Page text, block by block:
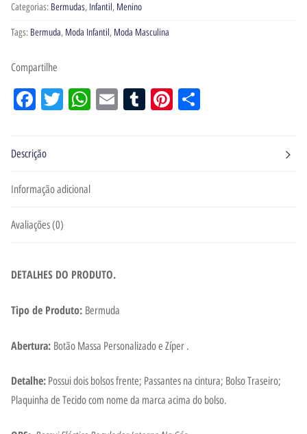
Categorias: Bermudas, Infantil, Menino
Tags: Bermuda, Moda Infantil, Moda Masculina
Compartilhe
Facebook
TwitterWhatsApp
EmailTumblrPinterest
Descrição
Informação adicional
Avaliações (0)
DETALHES DO PRODUTO.
Tipo de Produto: Bermuda
Abertura: Botão Massa Personalizado e Zíper .
Detalhe: Possui dois bolsos frente; Passantes na cintura; Bolso Traseiro;
Plaquinha de Tecido com nome da marca acima do bolso.